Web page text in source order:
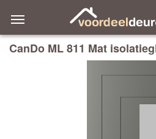
CanDo ML 811 Mat